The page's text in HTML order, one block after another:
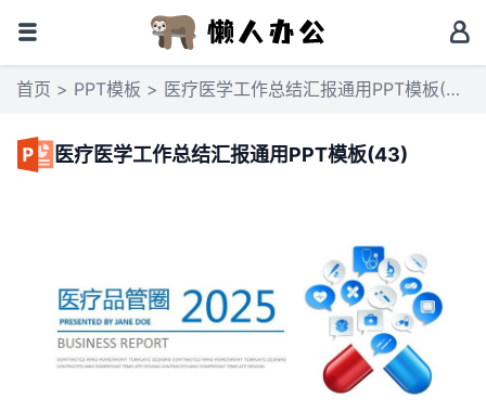
首页 > PPT模板 > 医疗医学工作总结汇报通用PPT模板(43)
医疗医学工作总结汇报通用PPT模板(43)